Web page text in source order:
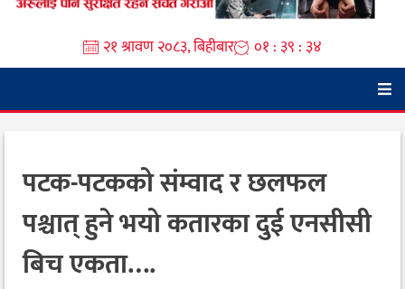
२१ श्रावण २०८३, बिहीबार ०१ : ३९ : ३४
पटक-पटकको संम्वाद र छलफल
पश्चात् हुने भयो कतारका दुई एनसीसी
बिच एकता….